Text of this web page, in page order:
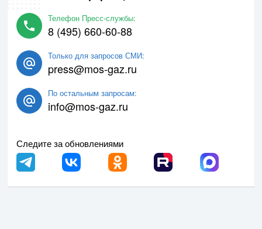
Телефон Пресс-службы:
8 (495) 660-60-88
Только для запросов СМИ:
press@mos-gaz.ru
По остальным запросам:
info@mos-gaz.ru
Следите за обновлениями